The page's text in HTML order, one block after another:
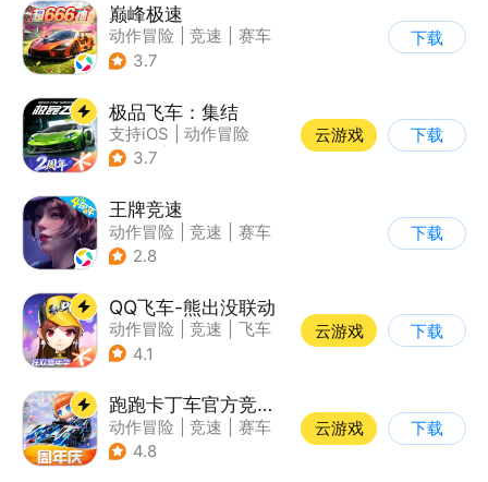
巅峰极速
动作冒险 竞速
赛车
| 漂移
3.7
下载
极品飞车：集结
支持iOS
动作冒险
| 竞速
3.7
云游戏 下载
王牌竞速
动作冒险 竞速
赛车
| 漂移
2.8
下载
QQ飞车-熊出没联动
动作冒险 竞速
飞车
| 漂移
4.1
云游戏 下载
跑跑卡丁车官方竞速版
动作冒险 竞速
赛车
| 跑跑卡丁车
4.8
云游戏 下载